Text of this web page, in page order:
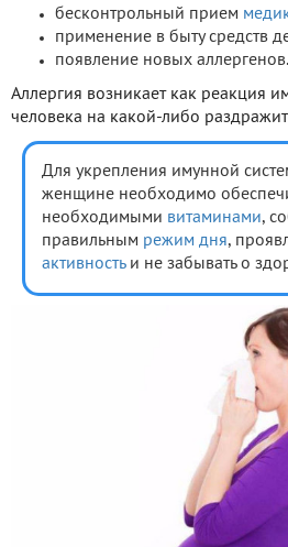
бесконтрольный прием
применение в быту средств
появление новых аллергенов.
Аллергия возникает как реакция
человека на какой-либо
Для укрепления имунной
женщине необходимо
необходимыми витаминами,
правильным режим дня,
активностьи не забывать о